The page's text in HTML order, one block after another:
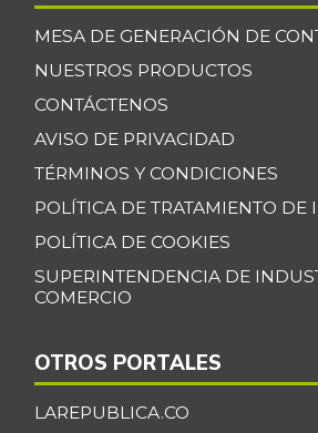
MESA DE GENERACIÓN DE
NUESTROS PRODUCTOS
CONTÁCTENOS
AVISO DE PRIVACIDAD
TÉRMINOS Y CONDICIONES
POLÍTICA DE TRATAMIENTO DE
POLÍTICA DE COOKIES
SUPERINTENDENCIA DE
COMERCIO
OTROS PORTALES
LAREPUBLICA.CO